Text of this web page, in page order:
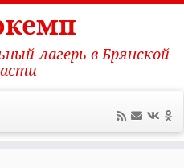
лагерь в Брянской